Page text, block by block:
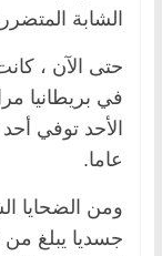
الشابة
حتى الآن ،
عاما.
ومن الضحايا